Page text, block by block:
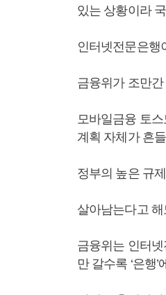
있는 상황이라
인터넷전문은행
금융위가 조만
모바일금융 토
계획 자체가 흔
정부의 높은 규
살아남는다고
금융위는 인터넷
만 갈수록 ‘은행